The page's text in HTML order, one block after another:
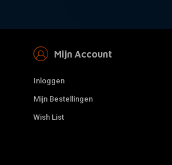
Mijn Account
Inloggen
Mijn Bestellingen
Wish List